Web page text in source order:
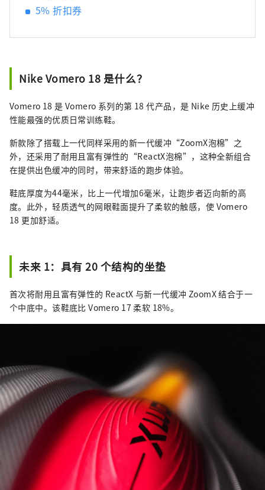
5% 折扣券
Nike Vomero 18 是什么？
Vomero 18 是 Vomero 系列的第 18 代产品，是 Nike 历史上缓冲
性能最强的优质日常训练鞋。
新款除了搭载上一代同样采用的新一代缓冲“ZoomX泡棉”之
外，还采用了耐用且富有弹性的“ReactX泡棉”，这种全新组合
在提供出色缓冲的同时，带来舒适的跑步体验。
鞋底厚度为44毫米，比上一代增加6毫米，让跑步者迈向新的高
度。此外，轻质透气的网眼鞋面提升了柔软的触感，使 Vomero
18 更加舒适。
未来 1：具有 20 个结构的坐垫
首次将耐用且富有弹性的 ReactX 与新一代缓冲 ZoomX 结合于一
个中底中。该鞋底比 Vomero 17 柔软 18%。